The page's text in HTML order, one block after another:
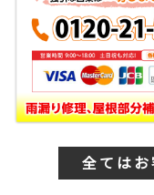
全ては